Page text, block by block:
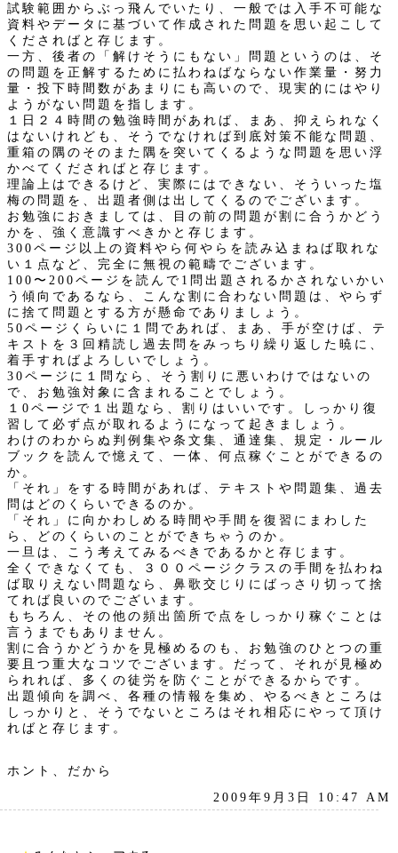
試験範囲からぶっ飛んでいたり、一般では入手不可能な
資料やデータに基づいて作成された問題を思い起こして
くださればと存じます。
一方、後者の「解けそうにもない」問題というのは、そ
の問題を正解するために払わねばならない作業量・努力
量・投下時間数があまりにも高いので、現実的にはやり
ようがない問題を指します。
１日２４時間の勉強時間があれば、まあ、抑えられなく
はないけれども、そうでなければ到底対策不能な問題、
重箱の隅のそのまた隅を突いてくるような問題を思い浮
かべてくださればと存じます。
理論上はできるけど、実際にはできない、そういった塩
梅の問題を、出題者側は出してくるのでございます。
お勉強におきましては、目の前の問題が割に合うかどう
かを、強く意識すべきかと存じます。
300ページ以上の資料やら何やらを読み込まねば取れな
い１点など、完全に無視の範疇でございます。
100〜200ページを読んで1問出題されるかされないかい
う傾向であるなら、こんな割に合わない問題は、やらず
に捨て問題とする方が懸命でありましょう。
50ページくらいに１問であれば、まあ、手が空けば、テ
キストを３回精読し過去問をみっちり繰り返した暁に、
着手すればよろしいでしょう。
30ページに１問なら、そう割りに悪いわけではないの
で、お勉強対象に含まれることでしょう。
１0ページで１出題なら、割りはいいです。しっかり復
習して必ず点が取れるようになって起きましょう。
わけのわからぬ判例集や条文集、通達集、規定・ルール
ブックを読んで憶えて、一体、何点稼ぐことができるの
か。
「それ」をする時間があれば、テキストや問題集、過去
問はどのくらいできるのか。
「それ」に向かわしめる時間や手間を復習にまわした
ら、どのくらいのことができちゃうのか。
一旦は、こう考えてみるべきであるかと存じます。
全くできなくても、３００ページクラスの手間を払わね
ば取りえない問題なら、鼻歌交じりにばっさり切って捨
てれば良いのでございます。
もちろん、その他の頻出箇所で点をしっかり稼ぐことは
言うまでもありません。
割に合うかどうかを見極めるのも、お勉強のひとつの重
要且つ重大なコツでございます。だって、それが見極め
られれば、多くの徒労を防ぐことができるからです。
出題傾向を調べ、各種の情報を集め、やるべきところは
しっかりと、そうでないところはそれ相応にやって頂け
ればと存じます。
ホント、だから
2009年9月3日 10:47 AM